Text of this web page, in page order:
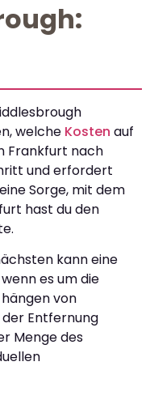
welche Kosten auf
Frankfurt nach
und erfordert
Sorge, mit dem
hast du den
kann eine
es um die
von
Entfernung
Menge des